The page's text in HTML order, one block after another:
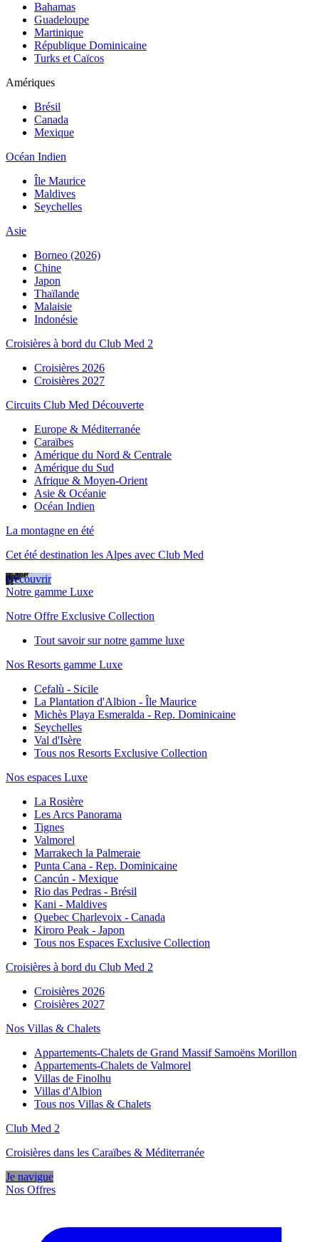
Bahamas
Guadeloupe
Martinique
République Dominicaine
Turks et Caïcos
Amériques
Brésil
Canada
Mexique
Océan Indien
Île Maurice
Maldives
Seychelles
Asie
Borneo (2026)
Chine
Japon
Thaïlande
Malaisie
Indonésie
Croisières à bord du Club Med 2
Croisières 2026
Croisières 2027
Circuits Club Med Découverte
Europe & Méditerranée
Caraïbes
Amérique du Nord & Centrale
Amérique du Sud
Afrique & Moyen-Orient
Asie & Océanie
Océan Indien
La montagne en été
Cet été destination les Alpes avec Club Med
Découvrir
Notre gamme Luxe
Notre Offre Exclusive Collection
Tout savoir sur notre gamme luxe
Nos Resorts gamme Luxe
Cefalù - Sicile
La Plantation d'Albion - Île Maurice
Michès Playa Esmeralda - Rep. Dominicaine
Seychelles
Val d'Isère
Tous nos Resorts Exclusive Collection
Nos espaces Luxe
La Rosière
Les Arcs Panorama
Tignes
Valmorel
Marrakech la Palmeraie
Punta Cana - Rep. Dominicaine
Cancún - Mexique
Rio das Pedras - Brésil
Kani - Maldives
Quebec Charlevoix - Canada
Kiroro Peak - Japon
Tous nos Espaces Exclusive Collection
Croisières à bord du Club Med 2
Croisières 2026
Croisières 2027
Nos Villas & Chalets
Appartements-Chalets de Grand Massif Samoëns Morillon
Appartements-Chalets de Valmorel
Villas de Finolhu
Villas d'Albion
Tous nos Villas & Chalets
Club Med 2
Croisières dans les Caraïbes & Méditerranée
Je navigue
Nos Offres